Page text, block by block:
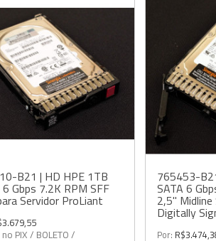
B21 | HD HPE 1TB
6 Gbps 7.2K RPM SFF
Servidor ProLiant
PIX / BOLETO /
765453-
SATA 6
2,5"
Digitally
Por: